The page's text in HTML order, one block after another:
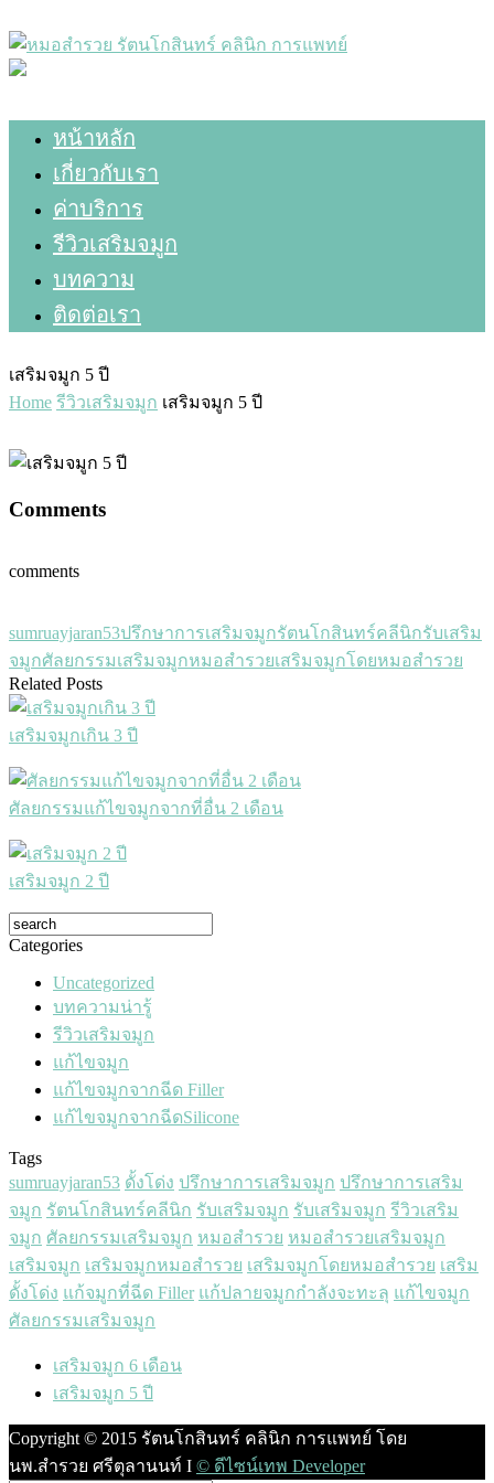
หน้าหลัก
เกี่ยวกับเรา
ค่าบริการ
รีวิวเสริมจมูก
บทความ
ติดต่อเรา
เสริมจมูก 5 ปี
Home รีวิวเสริมจมูก เสริมจมูก 5 ปี
Comments
comments
sumruayjaran53ปรึกษาการเสริมจมูกรัตนโกสินทร์คลีนิกรับเสริม
จมูกศัลยกรรมเสริมจมูกหมอสำรวยเสริมจมูกโดยหมอสำรวย
Related Posts
เสริมจมูกเกิน 3 ปี
ศัลยกรรมแก้ไขจมูกจากที่อื่น 2 เดือน
เสริมจมูก 2 ปี
Categories
Uncategorized
บทความน่ารู้
รีวิวเสริมจมูก
แก้ไขจมูก
แก้ไขจมูกจากฉีด Filler
แก้ไขจมูกจากฉีดSilicone
Tags
sumruayjaran53 ดั้งโด่ง ปรึกษาการเสริมจมูก ปรึกษาการเสริม
จมูก รัตนโกสินทร์คลีนิก รับเสริมจมูก รับเสริมจมูก รีวิวเสริม
จมูก ศัลยกรรมเสริมจมูก หมอสำรวย หมอสำรวยเสริมจมูก
เสริมจมูก เสริมจมูกหมอสำรวย เสริมจมูกโดยหมอสำรวย เสริม
ดั้งโด่ง แก้จมูกที่ฉีด Filler แก้ปลายจมูกกำลังจะทะลุ แก้ไขจมูก
‎ศัลยกรรมเสริมจมูก‬
เสริมจมูก 6 เดือน
เสริมจมูก 5 ปี
Copyright © 2015 รัตนโกสินทร์ คลินิก การแพทย์ โดย
นพ.สำรวย ศรีตุลานนท์ I © ดีไซน์เทพ Developer